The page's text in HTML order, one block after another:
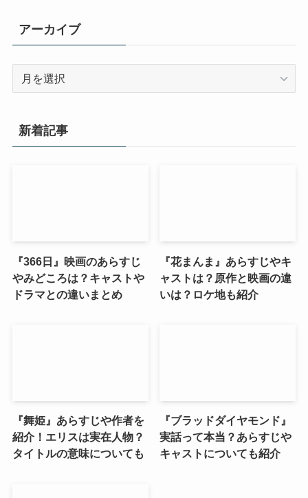
アーカイブ
イ
ブ
新着記事
『366日』映画のあらすじ
やみどころは？キャストや
ドラマとの違いまとめ
『花まんま』あらすじやキ
ャストは？原作と映画の違
いは？ロケ地も紹介
『舞姫』あらすじや作者を
紹介！エリスは実在人物？
タイトルの意味についても
『ブラッドダイヤモンド』
実話って本当？あらすじや
キャストについても紹介